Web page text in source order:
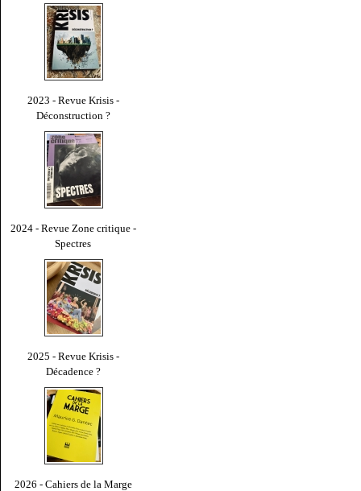
2023 - Revue Krisis -
Déconstruction ?
2024 - Revue Zone critique -
Spectres
2025 - Revue Krisis -
Décadence ?
2026 - Cahiers de la Marge